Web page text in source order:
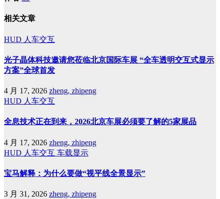
相关文章
HUD 人车交互
光子晶体科技邀请您莅临北京国际车展 “全车透明交互式显示
方案”全球首发
4 月 17, 2026 zheng, zhipeng
HUD 人车交互
全息技术正在到来，2026北京车展必须要了解的5家展品
4 月 17, 2026 zheng, zhipeng
HUD 人车交互 车载显示
宝马解释：为什么要做“视平线全景显示”
3 月 31, 2026 zheng, zhipeng